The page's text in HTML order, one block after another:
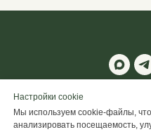
Настройки cookie
Мы используем cookie-файлы,
анализировать посещаемость,